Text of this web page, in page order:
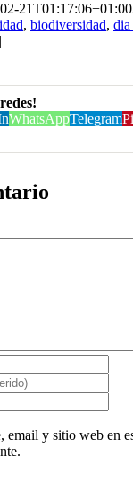
21T01:17:06+01:00
, biodiversidad, dia
|
WhatsAppTelegram
email y sitio web en